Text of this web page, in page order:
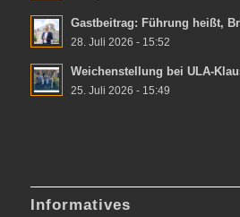
Gastbeitrag: Führung heißt,
28. Juli 2026 - 15:52
Weichenstellung bei ULA-
25. Juli 2026 - 15:49
Informatives